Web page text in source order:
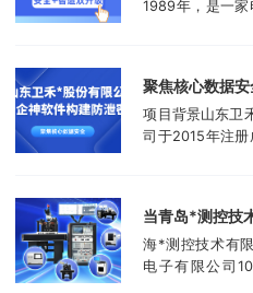
受经济损失，更
工作人员就选择
企业防护新时
1989年，是一家
品。还进入了汽
航空航天行业
业、医疗器械行
增加，现已成功
供完整解...
聚焦核心数据安
禾*股份有限公
软件构建防泄
项目背景山东卫
司于2015年注册
备。运用
MASTA5.4等研
发，具有强大
当青岛*测控技
上安企神，测
全将迎来哪些
海*测控技术有
电子有限公司